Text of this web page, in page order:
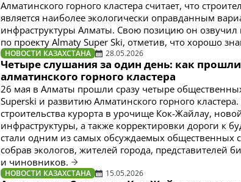
Алматинского горного кластера считает, что
является наиболее экологически оправданным
инфраструктуры Алматы. Свою позицию он
по проекту Almaty Super Ski, отметив, что хорошо
НОВОСТИ КАЗАХСТАНА 28.05.2026
Четыре слушания за один день: как
алматинского горного кластера
26 мая в Алматы прошли сразу четыре
Superski и развитию Алматинского горного
строительства курорта в урочище Кок-Жайлау,
инфраструктуры, а также корректировки дороги к
стали одним из самых обсуждаемых общественных
собрав экологов, жителей города, представителей
и чиновников.
НОВОСТИ КАЗАХСТАНА 15.05.2026